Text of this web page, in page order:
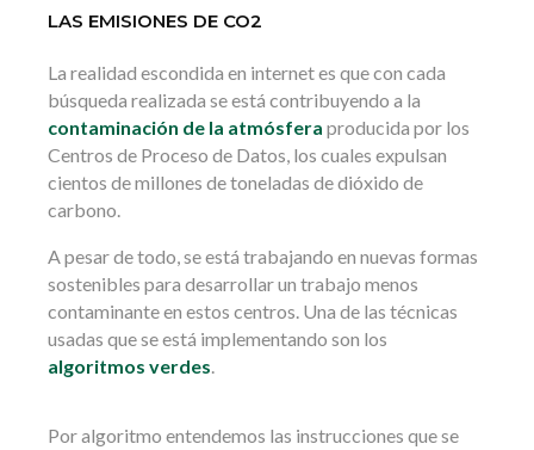
LAS EMISIONES DE CO2
La realidad escondida en internet es que con cada
búsqueda realizada se está contribuyendo a la
contaminación de la atmósfera producida por los
Centros de Proceso de Datos, los cuales expulsan
cientos de millones de toneladas de dióxido de
carbono.
A pesar de todo, se está trabajando en nuevas formas
sostenibles para desarrollar un trabajo menos
contaminante en estos centros. Una de las técnicas
usadas que se está implementando son los
algoritmos verdes.
Por algoritmo entendemos las instrucciones que se